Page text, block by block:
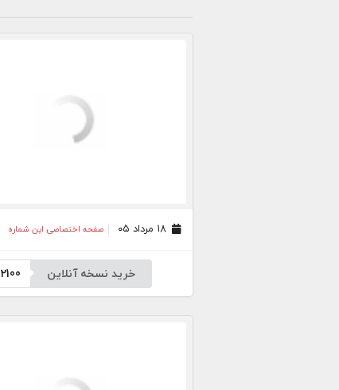
۱۸ مرداد ۰۵ صفحه اختصاصی این شماره
خرید نسخه آنلاین 2100